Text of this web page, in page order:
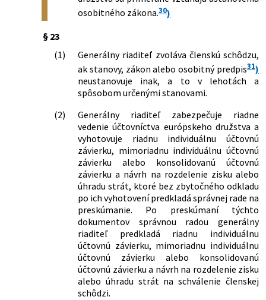
osobitného zákona.30)
§ 23
(1)
Generálny riaditeľ zvoláva členskú schôdzu,
ak stanovy, zákon alebo osobitný predpis31)
neustanovuje inak, a to v lehotách a
spôsobom určenými stanovami.
(2)
Generálny riaditeľ zabezpečuje riadne
vedenie účtovníctva európskeho družstva a
vyhotovuje riadnu individuálnu účtovnú
závierku, mimoriadnu individuálnu účtovnú
závierku alebo konsolidovanú účtovnú
závierku a návrh na rozdelenie zisku alebo
úhradu strát, ktoré bez zbytočného odkladu
po ich vyhotovení predkladá správnej rade na
preskúmanie. Po preskúmaní týchto
dokumentov správnou radou generálny
riaditeľ predkladá riadnu individuálnu
účtovnú závierku, mimoriadnu individuálnu
účtovnú závierku alebo konsolidovanú
účtovnú závierku a návrh na rozdelenie zisku
alebo úhradu strát na schválenie členskej
schôdzi.